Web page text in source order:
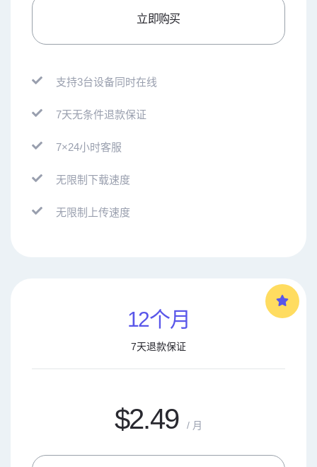
立即购买
支持3台设备同时在线
7天无条件退款保证
7×24小时客服
无限制下载速度
无限制上传速度
12个月
7天退款保证
$2.49 / 月